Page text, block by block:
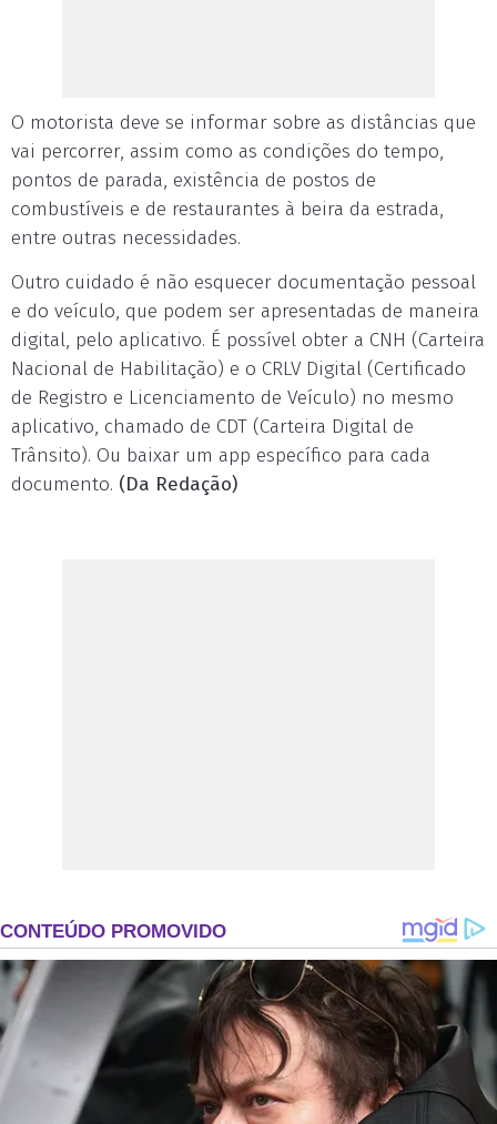
O motorista deve se informar sobre as distâncias que
vai percorrer, assim como as condições do tempo,
pontos de parada, existência de postos de
combustíveis e de restaurantes à beira da estrada,
entre outras necessidades.
Outro cuidado é não esquecer documentação pessoal
e do veículo, que podem ser apresentadas de maneira
digital, pelo aplicativo. É possível obter a CNH (Carteira
Nacional de Habilitação) e o CRLV Digital (Certificado
de Registro e Licenciamento de Veículo) no mesmo
aplicativo, chamado de CDT (Carteira Digital de
Trânsito). Ou baixar um app específico para cada
documento. (Da Redação)